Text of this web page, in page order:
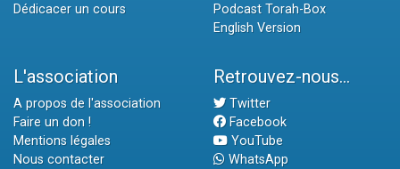
Dédicacer un cours
Podcast Torah-Box
English Version
L'association
A propos de l'association
Faire un don !
Mentions légales
Nous contacter
Retrouvez-nous...
Twitter
Facebook
YouTube
WhatsApp